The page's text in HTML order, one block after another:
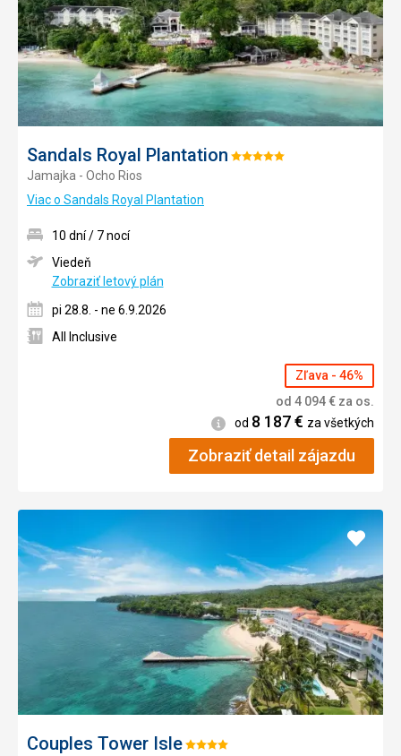
Sandals Royal Plantation Hodnotenie:
Jamajka - Ocho Rios
Viac o Sandals Royal Plantation
10 dní / 7 nocí
Viedeň
Zobraziť letový plán
pi 28.8. - ne 6.9.2026
All Inclusive
Zľava - 46%
od 4 094€ za os.
Informácie
od 8 187€ za všetkých
Zobraziť detail zájazdu
Couples Tower IsleHodnotenie:
Pridať
do